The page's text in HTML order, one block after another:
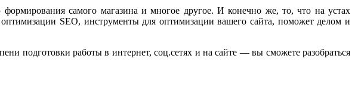
формирования самого магазина и многое другое. И конечно же, то, что на устах
SEO, инструменты для оптимизации вашего сайта, поможет делом и
подготовки работы в интернет, соц.сетях и на сайте — вы сможете разобраться